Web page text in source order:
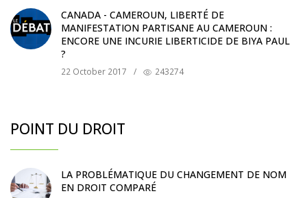
CANADA - CAMEROUN, LIBERTÉ DE
MANIFESTATION PARTISANE AU CAMEROUN :
ENCORE UNE INCURIE LIBERTICIDE DE BIYA PAUL
?
22 October 2017 / 243274
POINT DU DROIT
LA PROBLÉMATIQUE DU CHANGEMENT DE NOM
EN DROIT COMPARÉ